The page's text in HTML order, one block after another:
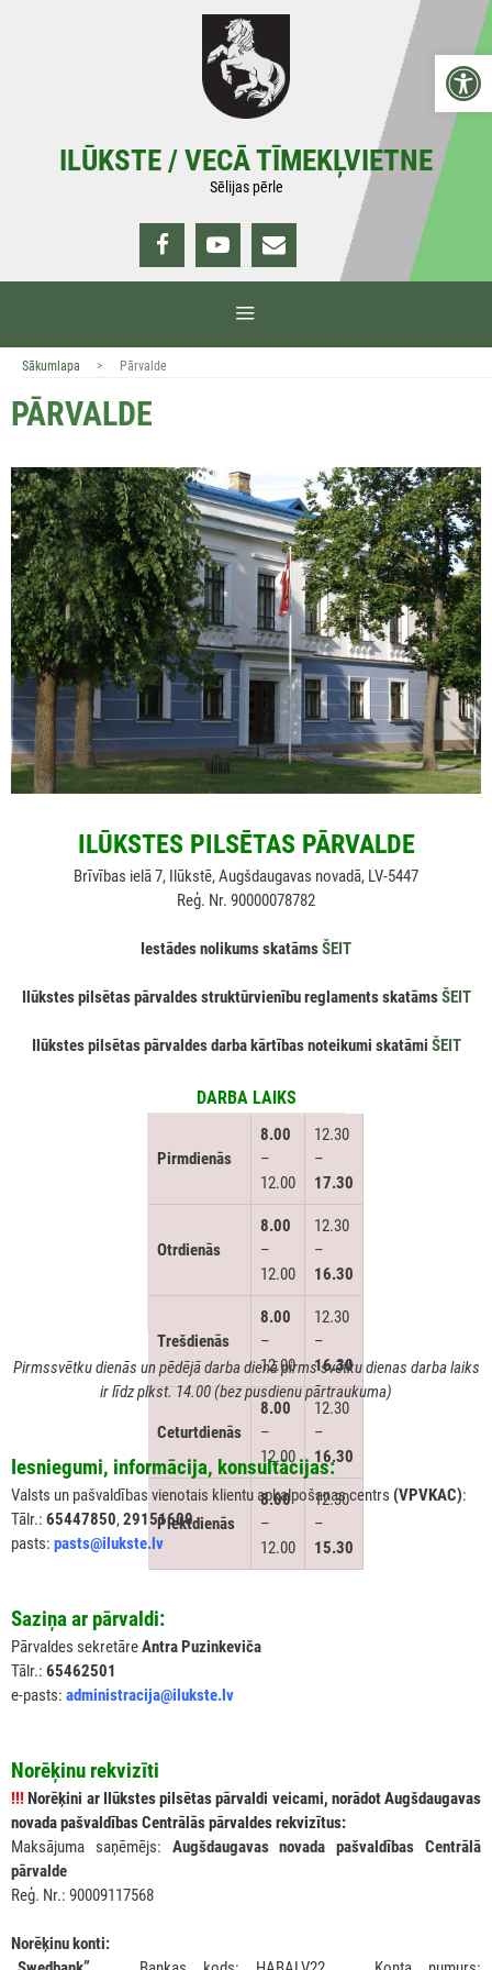
ILŪKSTE / VECĀ TĪMEKĻVIETNE
Sēlijas pērle
Sākumlapa > Pārvalde
PĀRVALDE
ILŪKSTES PILSĒTAS PĀRVALDE
Brīvības ielā 7, Ilūkstē, Augšdaugavas novadā, LV-5447
Reģ. Nr. 90000078782
Iestādes nolikums skatāmsŠEIT
Ilūkstes pilsētas pārvaldes struktūrvienību reglaments skatāmsŠEIT
Ilūkstes pilsētas pārvaldes darba kārtības noteikumi skatāmi ŠEIT
DARBA LAIKS
Pirmdienās
8.00
–
12.00
12.30
–
17.30
Otrdienās
8.00
–
12.00
12.30
–
16.30
Trešdienās
8.00
–
12.00
12.30
–
16.30
Ceturtdienās
8.00
–
12.00
12.30
–
16.30
Piektdienās
8.00
–
12.00
12.30
–
15.30
Pirmssvētku dienās un pēdējā darba dienā pirms svētku dienas darba laiks
ir līdz plkst. 14.00 (bez pusdienu pārtraukuma)
Iesniegumi, informācija, konsultācijas:
Valsts un pašvaldības vienotais klientu apkalpošanas centrs (VPVKAC):
Tālr.: 65447850,29151600
pasts: pasts@ilukste.lv
Saziņa ar pārvaldi:
Pārvaldes sekretāreAntra Puzinkeviča
Tālr.: 65462501
e-pasts: administracija@ilukste.lv
Norēķinu rekvizīti
!!! Norēķini ar Ilūkstes pilsētas pārvaldi veicami, norādot Augšdaugavas
novada pašvaldības Centrālās pārvaldes rekvizītus:
Maksājuma saņēmējs: Augšdaugavas novada pašvaldības Centrālā
pārvalde
Reģ. Nr.: 90009117568
Norēķinu konti: